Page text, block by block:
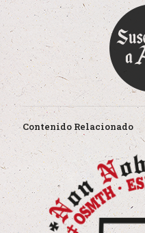
Contenido Relacionado